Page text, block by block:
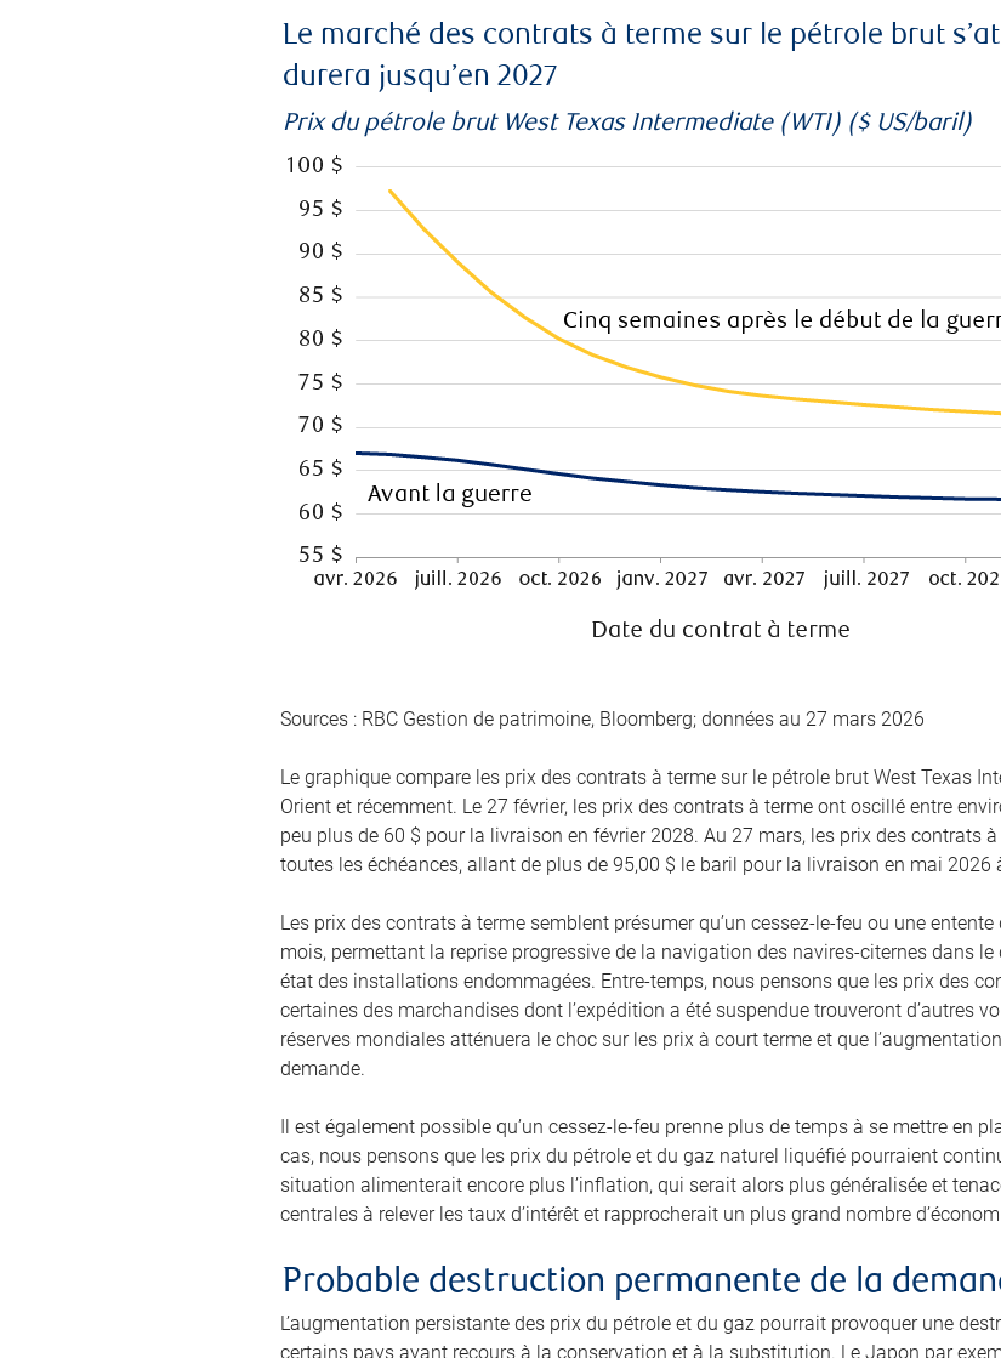
Le marché des contrats à terme sur le pétrole brut
durera jusqu’en 2027
Prix du pétrole brut West Texas Intermediate (WTI) ($ US/baril)
Sources : RBC Gestion de patrimoine, Bloomberg; données au 27 mars 2026
Le graphique compare les prix des contrats à terme sur le pétrole brut West Texas
Orient et récemment. Le 27 février, les prix des contrats à terme ont oscillé entre
peu plus de 60 $ pour la livraison en février 2028. Au 27 mars, les prix des contrats
toutes les échéances, allant de plus de 95,00 $ le baril pour la livraison en mai
Les prix des contrats à terme semblent présumer qu’un cessez-le-feu ou une
mois, permettant la reprise progressive de la navigation des navires-citernes dans
état des installations endommagées. Entre-temps, nous pensons que les prix des
certaines des marchandises dont l’expédition a été suspendue trouveront d’autres
réserves mondiales atténuera le choc sur les prix à court terme et que
demande.
Il est également possible qu’un cessez-le-feu prenne plus de temps à se mettre en
cas, nous pensons que les prix du pétrole et du gaz naturel liquéfié pourraient
situation alimenterait encore plus l’inflation, qui serait alors plus généralisée et
centrales à relever les taux d’intérêt et rapprocherait un plus grand nombre
Probable destruction permanente de la
L’augmentation persistante des prix du pétrole et du gaz pourrait provoquer une
certains pays ayant recours à la conservation et à la substitution. Le Japon par